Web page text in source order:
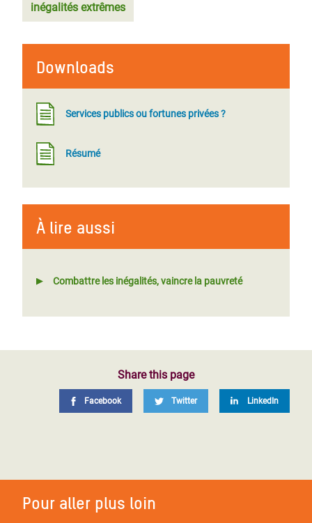
inégalités extrêmes
Downloads
Services publics ou fortunes privées ?
Résumé
À lire aussi
Combattre les inégalités, vaincre la pauvreté
Share this page
Facebook Twitter LinkedIn
Pour aller plus loin